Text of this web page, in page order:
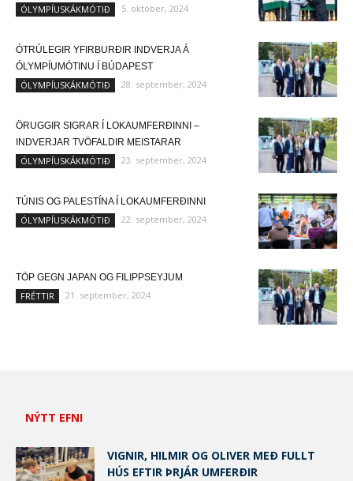
ÓLYMPÍUSKÁKMÓTIÐ 5. október, 2024
ÓTRÚLEGIR YFIRBURÐIR INDVERJA Á
ÓLYMPÍUMÓTINU Í BÚDAPEST
ÓLYMPÍUSKÁKMÓTIÐ 28. september, 2024
ÖRUGGIR SIGRAR Í LOKAUMFERÐINNI –
INDVERJAR TVÖFALDIR MEISTARAR
ÓLYMPÍUSKÁKMÓTIÐ 23. september, 2024
TÚNIS OG PALESTÍNA Í LOKAUMFERÐINNI
ÓLYMPÍUSKÁKMÓTIÐ 22. september, 2024
TÖP GEGN JAPAN OG FILIPPSEYJUM
FRÉTTIR 21. september, 2024
NÝTT EFNI
VIGNIR, HILMIR OG OLIVER MEÐ FULLT
HÚS EFTIR ÞRJÁR UMFERÐIR